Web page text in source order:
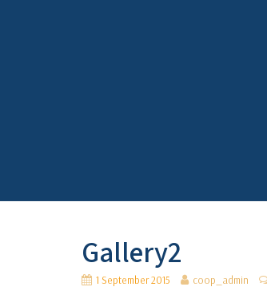
Gallery2
1 September 2015 coop_admin